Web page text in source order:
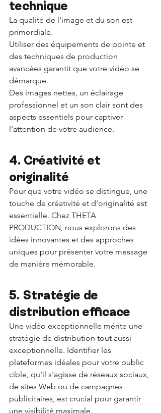
technique
La qualité de l'image et du son est
primordiale.
Utiliser des équipements de pointe et
des techniques de production
avancées garantit que votre vidéo se
démarque.
Des images nettes, un éclairage
professionnel et un son clair sont des
aspects essentiels pour captiver
l'attention de votre audience.
4. Créativité et
originalité
Pour que votre vidéo se distingue, une
touche de créativité et d'originalité est
essentielle. Chez THETA
PRODUCTION, nous explorons des
idées innovantes et des approches
uniques pour présenter votre message
de manière mémorable.
5. Stratégie de
distribution efficace
Une vidéo exceptionnelle mérite une
stratégie de distribution tout aussi
exceptionnelle. Identifier les
plateformes idéales pour votre public
cible, qu'il s'agisse de réseaux sociaux,
de sites Web ou de campagnes
publicitaires, est crucial pour garantir
une visibilité maximale.